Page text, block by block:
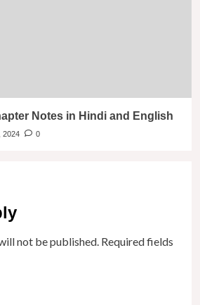
Notes in Hindi and English
2024 0
not be published. Required fields